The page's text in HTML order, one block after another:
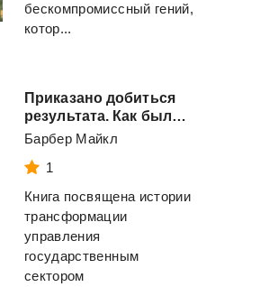
бескомпромиссный гений,
котор...
Приказано добиться
результата. Как была обеспечена реализация реформ в сфере государственных услуг Великобритании
Барбер Майкл
1
Книга посвящена истории
трансформации
управления
государственным
сектором